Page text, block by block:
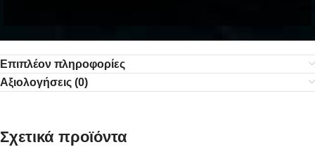
Επιπλέον πληροφορίες
Αξιολογήσεις (0)
Σχετικά προϊόντα